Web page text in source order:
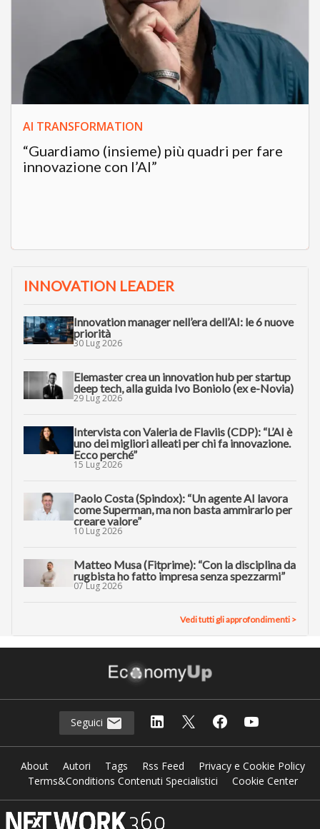
AI TRANSFORMATION
“Guardiamo (insieme) più quadri per fare
innovazione con l’AI”
INNOVATION LEADER
Innovation manager nell’era dell’AI: le 6 nuove
priorità
30 Lug 2026
Elemaster crea un innovation hub per startup
deep tech, alla guida Ivo Boniolo (ex e-Novia)
29 Lug 2026
Intervista con Valeria de Flaviis (CDP): “L’AI è
uno dei migliori alleati per chi fa innovazione.
Ecco perché”
15 Lug 2026
Paolo Costa (Spindox): “Un agente AI lavora
come Superman, ma non basta ammirarlo per
creare valore”
10 Lug 2026
Matteo Musa (Fitprime): “Con la disciplina da
rugbista ho fatto impresa senza spezzarmi”
07 Lug 2026
Vedi tutti gli approfondimenti >
Seguici
About Autori Tags Rss Feed
Privacy e Cookie Policy
Terms&Conditions Contenuti Specialistici
Cookie Center